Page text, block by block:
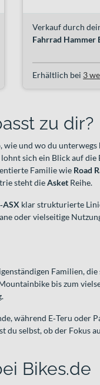
Verkauf durch
Fahrrad Hammer
Erhältlich bei 3
zu dir?
wie und wo du
sich ein Blick auf die
Familie wie Road
steht dieAsket Reihe.
klar strukturierte
oder vielseitige
Familien,
bis zum
während E‑Teru oder
du selbst, ob der Fokus
Bikes.de